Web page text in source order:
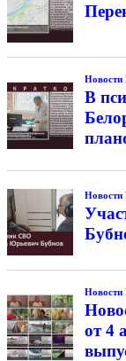
Новости
В
Новости
Новости
от 4